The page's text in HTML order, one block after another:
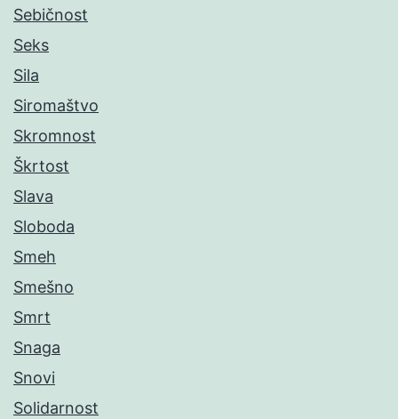
Sebičnost
Seks
Sila
Siromaštvo
Skromnost
Škrtost
Slava
Sloboda
Smeh
Smešno
Smrt
Snaga
Snovi
Solidarnost